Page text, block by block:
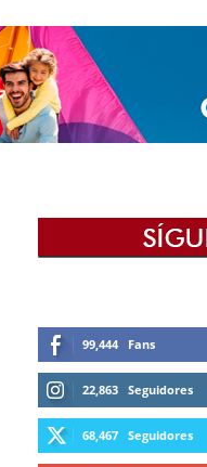
99,444 Fans
22,863 Seguidores
68,467 Seguidores